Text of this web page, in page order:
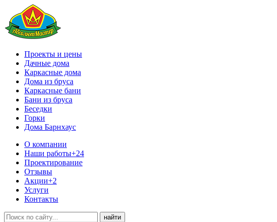
Проекты и цены
Дачные дома
Каркасные дома
Дома из бруса
Каркасные бани
Бани из бруса
Беседки
Горки
Дома Барнхаус
О компании
Наши работы+24
Проектирование
Отзывы
Акции+2
Услуги
Контакты